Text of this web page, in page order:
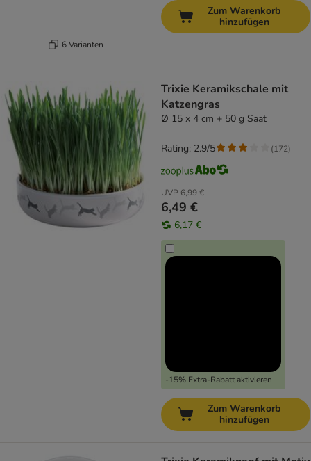
6 Varianten
Zum Warenkorb
hinzufügen
Trixie Keramikschale mit
Katzengras
Ø 15 x 4 cm + 50 g Saat
UVP 6,99 €
6,49 €
6,17 €
-15% Extra-Rabatt aktivieren
Rating: 2.9/5 (172)
Zum Warenkorb
hinzufügen